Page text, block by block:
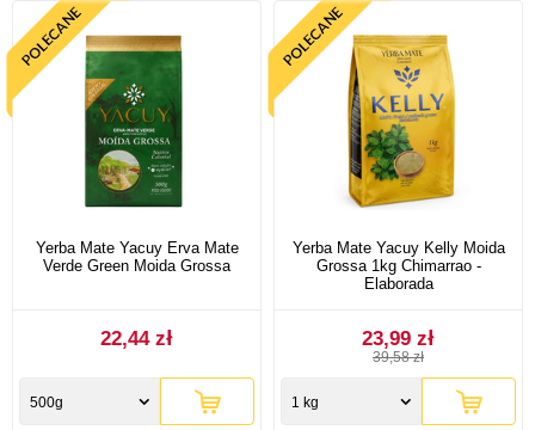
Yerba Mate Yacuy Erva Mate
Verde Green Moida Grossa
22,44 zł
500g
Yerba Mate Yacuy Kelly Moida
Grossa 1kg Chimarrao -
Elaborada
23,99 zł
39,58 zł
1 kg